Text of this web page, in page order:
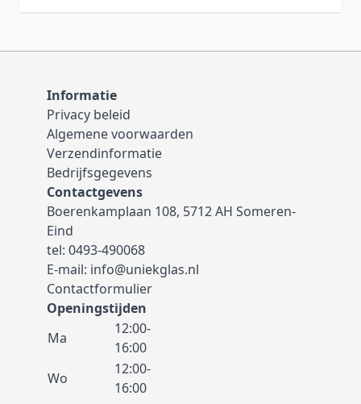
Informatie
Privacy beleid
Algemene voorwaarden
Verzendinformatie
Bedrijfsgegevens
Contactgevens
Boerenkamplaan 108, 5712 AH Someren-
Eind
tel: 0493-490068
E-mail: info@uniekglas.nl
Contactformulier
Openingstijden
Ma
12:00-
16:00
Wo
12:00-
16:00